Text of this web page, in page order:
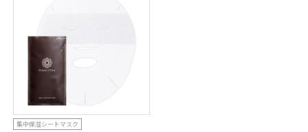
集中保湿シートマスク